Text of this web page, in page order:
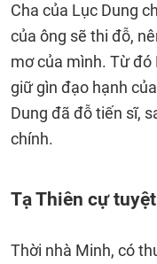
Cha của Lục Dung
của ông sẽ thi đỗ,
mơ của mình. Từ đó
giữ gìn đạo hạnh
Dung đã đỗ tiến sĩ,
chính.
Tạ Thiên cự
Thời nhà Minh, có